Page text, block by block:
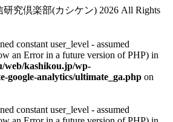
究倶楽部(カシケン) 2026 All Rights
constant user_level - assumed
an Error in a future version of PHP) in
web/kashikou.jp/wp-
google-analytics/ultimate_ga.php on
constant user_level - assumed